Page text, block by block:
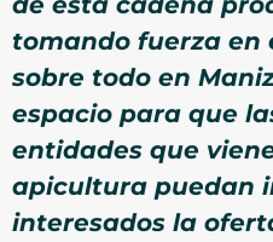
tomando fuerza en
sobre todo en
espacio para que
entidades que
apicultura puedan
interesados la